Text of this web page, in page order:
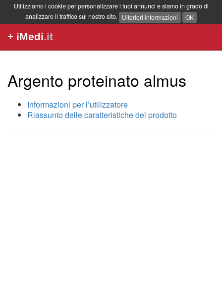
Utilizziamo i cookie per personalizzare i tuoi annunci e siamo in grado di
analizzare il traffico sul nostro sito. Ulteriori informazioni OK
+ iMedi.it
Argento proteinato almus
Informazioni per l’utilizzatore
Riassunto delle caratteristiche del prodotto